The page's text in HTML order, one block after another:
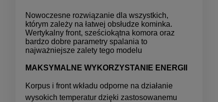
Nowoczesne rozwiązanie dla wszystkich,
którym zależy na łatwej obsłudze kominka.
Wertykalny front, sześciokątna komora oraz
bardzo dobre parametry spalania to
najważniejsze zalety tego modelu
MAKSYMALNE WYKORZYSTANIE ENERGII
Korpus i front wkładu odporne na działanie
wysokich temperatur dzięki zastosowanemu